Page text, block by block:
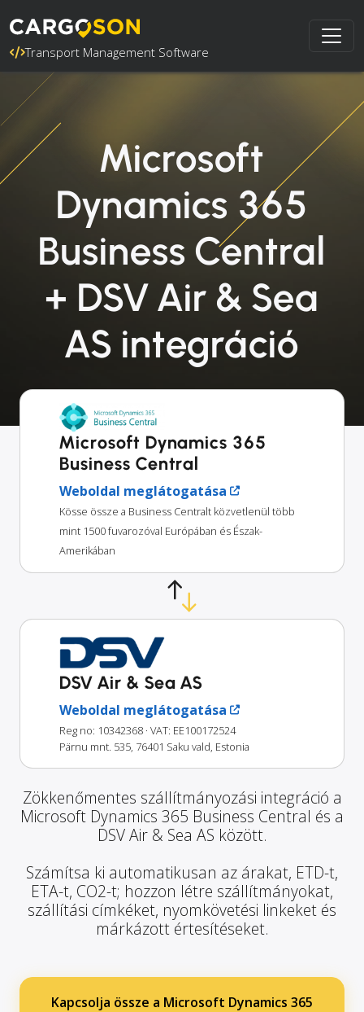
Transport Management Software
Microsoft
Dynamics 365
Business Central
+ DSV Air & Sea
AS integráció
Microsoft Dynamics 365
Business Central
Weboldal meglátogatása
Kösse össze a Business Centralt közvetlenül több
mint 1500 fuvarozóval Európában és Észak-
Amerikában
DSV Air & Sea AS
Weboldal meglátogatása
Reg no: 10342368 · VAT: EE100172524
Pärnu mnt. 535, 76401 Saku vald, Estonia
Zökkenőmentes szállítmányozási integráció a
Microsoft Dynamics 365 Business Central és a
DSV Air & Sea AS között.
Számítsa ki automatikusan az árakat, ETD-t,
ETA-t, CO2-t; hozzon létre szállítmányokat,
szállítási címkéket, nyomkövetési linkeket és
márkázott értesítéseket.
Kapcsolja össze a Microsoft Dynamics 365